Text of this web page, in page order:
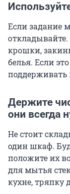
Если задание
откладывайте.
крошки,
белья. Если
поддерживать
Держите
они всегда
Не стоит
один шкаф.
положите их
для мытья
кухне, тряпку